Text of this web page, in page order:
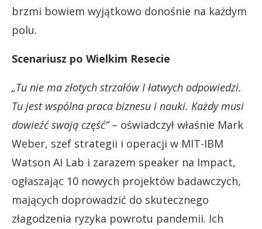
brzmi bowiem wyjątkowo donośnie na każdym
polu.
Scenariusz po Wielkim Resecie
„Tu nie ma złotych strzałów I łatwych odpowiedzi.
Tu jest wspólna praca biznesu i nauki. Każdy musi
dowieźć swoją część”– oświadczył właśnie Mark
Weber, szef strategii i operacji w MIT-IBM
Watson AI Lab i zarazem speaker na Impact,
ogłaszając 10 nowych projektów badawczych,
mających doprowadzić do skutecznego
złagodzenia ryzyka powrotu pandemii. Ich